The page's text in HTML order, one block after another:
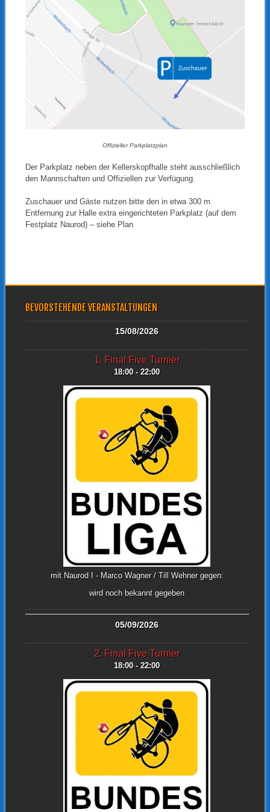
Offizieller Parkplatzplan
Der Parkplatz neben der Kellerskopfhalle steht ausschließlich
den Mannschaften und Offiziellen zur Verfügung.
Zuschauer und Gäste nutzen bitte den in etwa 300 m
Entfernung zur Halle extra eingerichteten Parkplatz (auf dem
Festplatz Naurod) – siehe Plan
BEVORSTEHENDE VERANSTALTUNGEN
15/08/2026
1. Final Five Turnier
18:00 - 22:00
mit Naurod I - Marco Wagner / Till Wehner gegen:
wird noch bekannt gegeben
05/09/2026
2. Final Five Turnier
18:00 - 22:00